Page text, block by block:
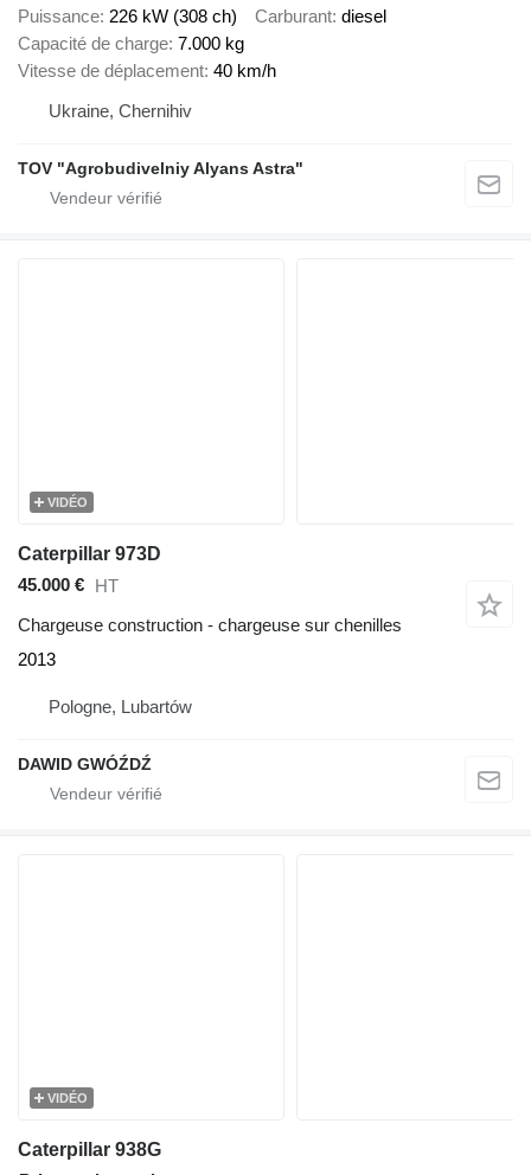
Puissance 226 kW (308 ch) Carburant diesel
Capacité de charge 7.000 kg
Vitesse de déplacement 40 km/h
Ukraine, Chernihiv
TOV "Agrobudivelniy Alyans Astra"
VIDÉO
Caterpillar 973D
45.000 € HT
Chargeuse construction - chargeuse sur chenilles
2013
Pologne, Lubartów
DAWID GWÓŹDŹ
VIDÉO
Caterpillar 938G